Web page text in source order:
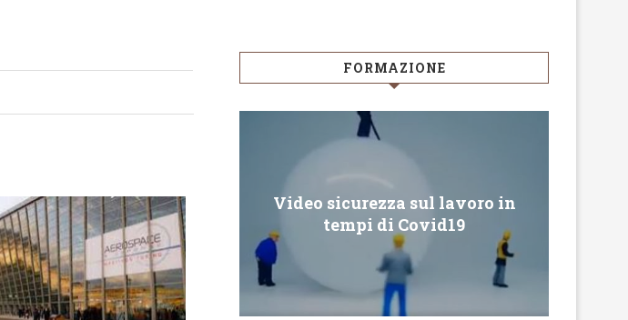
VENERDI’ 27 SETTEMBRE
Sciopero globale per denunciare
l’emergenza...
13 Settembre 2019
FORMAZIONE
Materiali formativi
Video sicurezza sul lavoro in
tempi di Covid19